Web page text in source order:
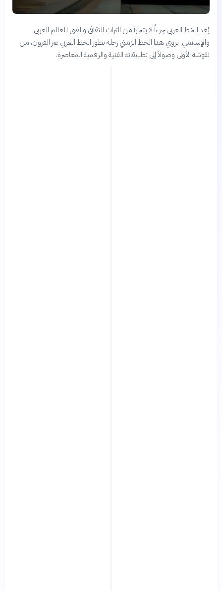
يُعد الخط العربي جزءاً لا يتجزأ من التراث الثقافي والفني للعالم العربي
والإسلامي. يروي هذا الخط الزمني رحلة تطور الخط العربي عبر القرون، من
نقوشه الأولى وصولاً إلى تطبيقاته الفنية والرقمية المعاصرة.